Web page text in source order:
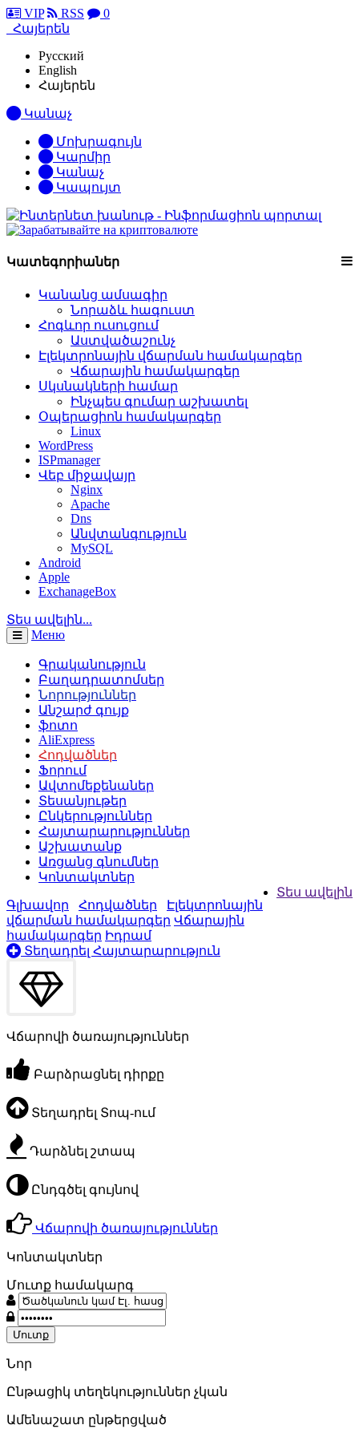
VIP RSS
0
Հայերեն
Русский
English
Հայերեն
Կանաչ
Մոխրագույն
Կարմիր
Կանաչ
Կապույտ
Կատեգորիաներ
Կանանց ամսագիր
Նորաձև հագուստ
Հոգևոր ուսուցում
Աստվածաշունչ
Էլեկտրոնային վճարման համակարգեր
Վճարային համակարգեր
Սկսնակների համար
Ինչպես գումար աշխատել
Օպերացիոն համակարգեր
Linux
WordPress
ISPmanager
Վեբ միջավայր
Nginx
Apache
Dns
Անվտանգություն
MySQL
Android
Apple
ExchanageBox
Տես ավելին...
Меню
Գրականություն
Բաղադրատոմսեր
Նորություններ
Անշարժ գույք
ֆոտո
AliExpress
Հոդվածներ
Ֆորում
Ավտոմեքենաներ
Տեսանյութեր
Ընկերություններ
Հայտարարություններ
Աշխատանք
Առցանց գնումներ
Կոնտակտներ
Տես ավելին
Գլխավոր
Հոդվածներ
Էլեկտրոնային
վճարման համակարգեր Վճարային
համակարգեր Իդրամ
Տեղադրել Հայտարարություն
Վճարովի ծառայություններ
Բարձրացնել դիրքը
Տեղադրել Տոպ-ում
Դարձնել շտապ
Ընդգծել գույնով
Վճարովի ծառայություններ
Կոնտակտներ
Մուտք համակարգ
Նոր
Ընթացիկ տեղեկություններ չկան
Ամենաշատ ընթերցված